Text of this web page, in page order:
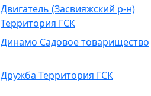
Двигатель (Засвияжский р-н)
Территория ГСК
Динамо Садовое товарищество
Дружба Территория ГСК